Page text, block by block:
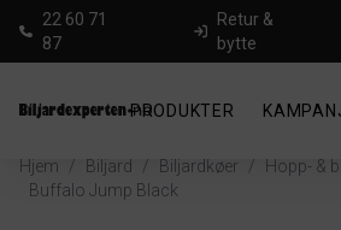
22 60 71
87
Retur &
bytte
PRODUKTER
Hjem / Biljard / Biljardkøer / Hopp- &
Buffalo Jump Black